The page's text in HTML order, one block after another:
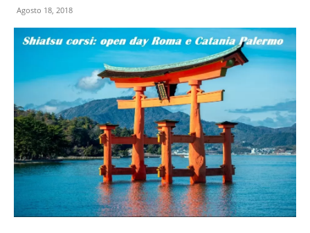
Agosto 18, 2018